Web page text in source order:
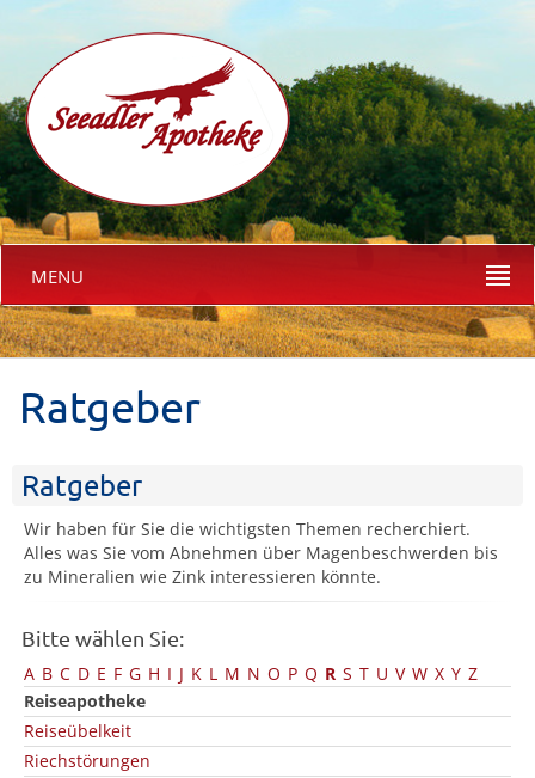
MENU
Ratgeber
Ratgeber
Wir haben für Sie die wichtigsten Themen recherchiert.
Alles was Sie vom Abnehmen über Magenbeschwerden bis
zu Mineralien wie Zink interessieren könnte.
Bitte wählen Sie:
A B C D E F G H I J K L M N O P Q R S T U V W X Y Z
Reiseapotheke
Reiseübelkeit
Riechstörungen